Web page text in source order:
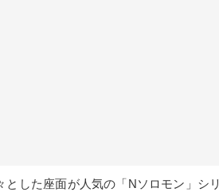
とした座面が人気の「Nソロモン」シ